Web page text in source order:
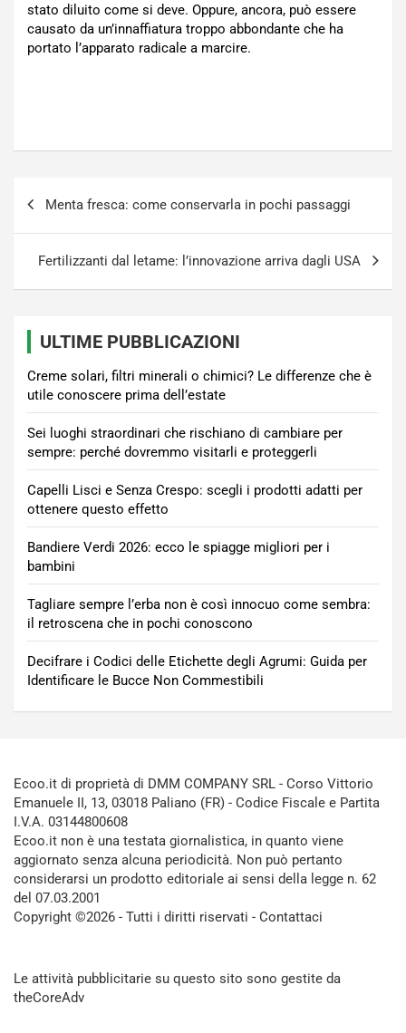
stato diluito come si deve. Oppure, ancora, può essere
causato da un’innaffiatura troppo abbondante che ha
portato l’apparato radicale a marcire.
Menta fresca: come conservarla in pochi passaggi
Fertilizzanti dal letame: l’innovazione arriva dagli USA
ULTIME PUBBLICAZIONI
Creme solari, filtri minerali o chimici? Le differenze che è
utile conoscere prima dell’estate
Sei luoghi straordinari che rischiano di cambiare per
sempre: perché dovremmo visitarli e proteggerli
Capelli Lisci e Senza Crespo: scegli i prodotti adatti per
ottenere questo effetto
Bandiere Verdi 2026: ecco le spiagge migliori per i
bambini
Tagliare sempre l’erba non è così innocuo come sembra:
il retroscena che in pochi conoscono
Decifrare i Codici delle Etichette degli Agrumi: Guida per
Identificare le Bucce Non Commestibili
Ecoo.it di proprietà di DMM COMPANY SRL - Corso Vittorio
Emanuele II, 13, 03018 Paliano (FR) - Codice Fiscale e Partita
I.V.A. 03144800608
Ecoo.it non è una testata giornalistica, in quanto viene
aggiornato senza alcuna periodicità. Non può pertanto
considerarsi un prodotto editoriale ai sensi della legge n. 62
del 07.03.2001
Copyright ©2026 - Tutti i diritti riservati - Contattaci
Le attività pubblicitarie su questo sito sono gestite da
theCoreAdv